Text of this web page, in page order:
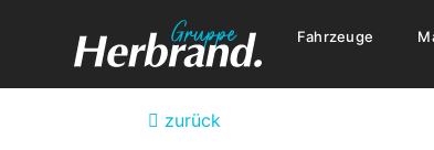
Fahrzeuge
zurück